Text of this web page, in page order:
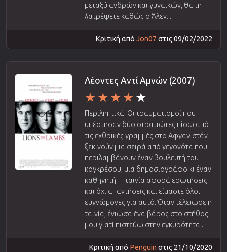
μεταξύ ανδρών και γυναικών, θα τη
λατρέψετε καθώς ο Άλεν...
Κριτική από Jon07 στις 09/02/2022
Λέοντες Αντί Αμνών (2007)
Περιληπτικά: Οι τραυματισμοί που
υπέστησαν δύο στρατιώτες πίσω από
τις εχθρικές γραμμές στο Αφγανιστάν
ξεκινούν μια σειρά από γεγονότα που
περιλαμβάνουν έναν βουλευτή του
κογκρέσου, μια δημοσιογράφο κι έναν
καθηγητή. Η ταινία αφορά ερωτήσεις
και όχι απαντήσεις και είμαστε όλοι
ευγνώμονες για αυτό. Όταν τέλειωσε η
ταινία, ένιωσα ένα βάρος στο στήθος
μου γιατί πιστεύω στην εγκυρότητα...
Κριτική από Penguin στις 21/10/2020